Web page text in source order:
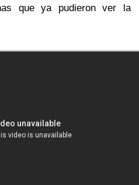
que ya pudieron ver la